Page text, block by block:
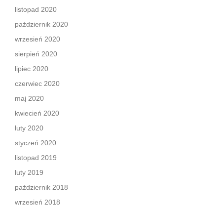
listopad 2020
październik 2020
wrzesień 2020
sierpień 2020
lipiec 2020
czerwiec 2020
maj 2020
kwiecień 2020
luty 2020
styczeń 2020
listopad 2019
luty 2019
październik 2018
wrzesień 2018